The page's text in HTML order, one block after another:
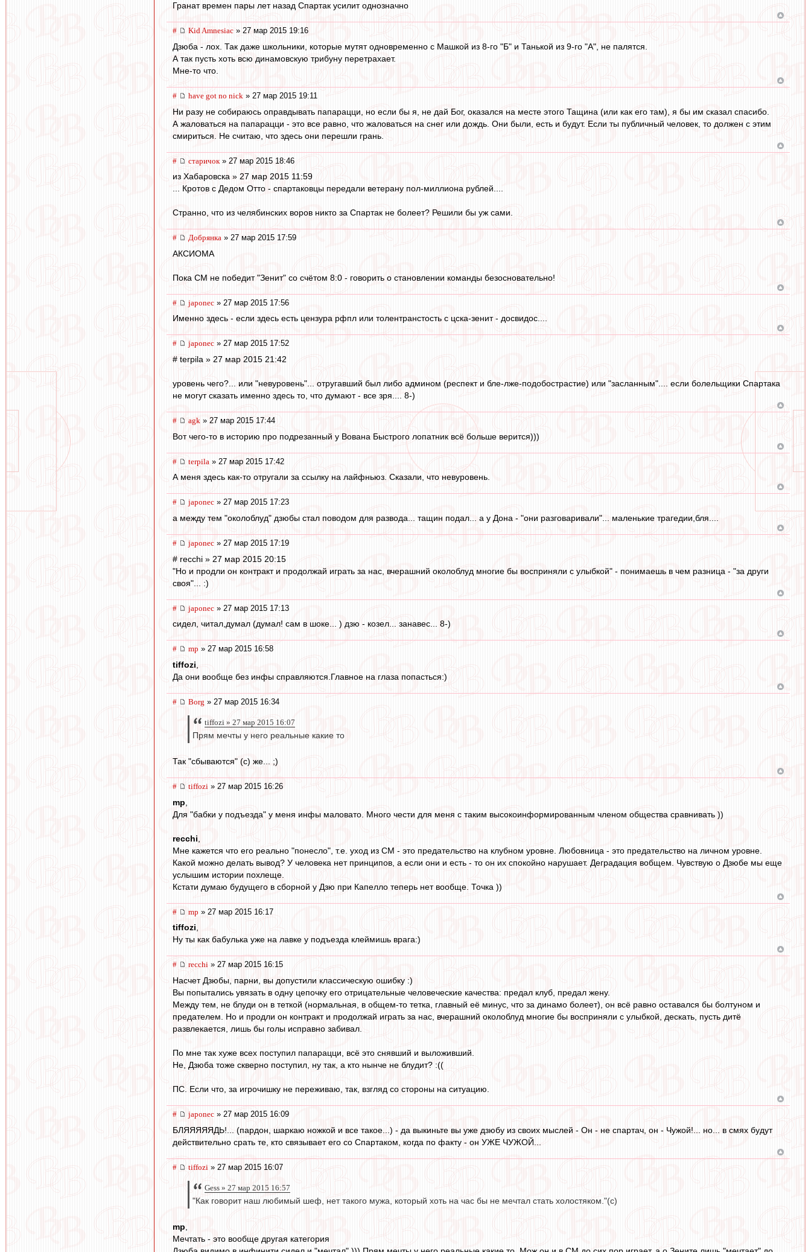
Гранат времен пары лет назад Спартак усилит однозначно
# Kid Amnesiac » 27 мар 2015 19:16
Дзюба - лох. Так даже школьники, которые мутят одновременно с Машкой из 8-го "Б" и Танькой из 9-го "А", не палятся.
А так пусть хоть всю динамовскую трибуну перетрахает.
Мне-то что.
# have got no nick » 27 мар 2015 19:11
Ни разу не собираюсь оправдывать папарацци, но если бы я, не дай Бог, оказался на месте этого Тащина (или как его там), я бы им сказал спасибо.
А жаловаться на папарацци - это все равно, что жаловаться на снег или дождь. Они были, есть и будут. Если ты публичный человек, то должен с этим
смириться. Не считаю, что здесь они перешли грань.
# старичок » 27 мар 2015 18:46
из Хабаровска » 27 мар 2015 11:59
... Кротов с Дедом Отто - спартаковцы передали ветерану пол-миллиона рублей....
Странно, что из челябинских воров никто за Спартак не болеет? Решили бы уж сами.
# Добрянка » 27 мар 2015 17:59
АКСИОМА
Пока СМ не победит "Зенит" со счётом 8:0 - говорить о становлении команды безосновательно!
# japonec » 27 мар 2015 17:56
Именно здесь - если здесь есть цензура рфпл или толентранстость с цска-зенит - досвидос....
# japonec » 27 мар 2015 17:52
# terpila » 27 мар 2015 21:42
уровень чего?... или "невуровень"... отругавший был либо админом (респект и бле-лже-подобострастие) или "засланным".... если болельщики Спартака
не могут сказать именно здесь то, что думают - все зря.... 8-)
# agk » 27 мар 2015 17:44
Вот чего-то в историю про подрезанный у Вована Быстрого лопатник всё больше верится)))
# terpila » 27 мар 2015 17:42
А меня здесь как-то отругали за ссылку на лайфньюз. Сказали, что невуровень.
# japonec » 27 мар 2015 17:23
а между тем "околоблуд" дзюбы стал поводом для развода... тащин подал... а у Дона - "они разговаривали"... маленькие трагедии,бля....
# japonec » 27 мар 2015 17:19
# recchi » 27 мар 2015 20:15
"Но и продли он контракт и продолжай играть за нас, вчерашний околоблуд многие бы восприняли с улыбкой" - понимаешь в чем разница - "за други
своя"... :)
# japonec » 27 мар 2015 17:13
сидел, читал,думал (думал! сам в шоке... ) дзю - козел... занавес... 8-)
# mp » 27 мар 2015 16:58
tiffozi
Да они вообще без инфы справляются.Главное на глаза попасться:)
# Borg » 27 мар 2015 16:34
tiffozi » 27 мар 2015 16:07
Прям мечты у него реальные какие то
Так "сбываются" (c) же... ;)
# tiffozi » 27 мар 2015 16:26
mp
Для "бабки у подъезда" у меня инфы маловато. Много чести для меня с таким высокоинформированным членом общества сравнивать ))
recchi
Мне кажется что его реально "понесло", т.е. уход из СМ - это предательство на клубном уровне. Любовница - это предательство на личном уровне.
Какой можно делать вывод? У человека нет принципов, а если они и есть - то он их спокойно нарушает. Деградация вобщем. Чувствую о Дзюбе мы еще
услышим истории похлеще.
Кстати думаю будущего в сборной у Дзю при Капелло теперь нет вообще. Точка ))
# mp » 27 мар 2015 16:17
tiffozi,
Ну ты как бабулька уже на лавке у подъезда клеймишь врага:)
# recchi » 27 мар 2015 16:15
Насчет Дзюбы, парни, вы допустили классическую ошибку :)
Вы попытались увязать в одну цепочку его отрицательные человеческие качества: предал клуб, предал жену.
Между тем, не блуди он в теткой (нормальная, в общем-то тетка, главный её минус, что за динамо болеет), он всё равно оставался бы болтуном и
предателем. Но и продли он контракт и продолжай играть за нас, вчерашний околоблуд многие бы восприняли с улыбкой, дескать, пусть дитё
развлекается, лишь бы голы исправно забивал.
По мне так хуже всех поступил папарацци, всё это снявший и выложивший.
Не, Дзюба тоже скверно поступил, ну так, а кто нынче не блудит? :((
ПС. Если что, за игрочишку не переживаю, так, взгляд со стороны на ситуацию.
# japonec » 27 мар 2015 16:09
БЛЯЯЯЯЯДЬ!... (пардон, шаркаю ножкой и все такое...) - да выкиньте вы уже дзюбу из своих мыслей - Он - не спартач, он - Чужой!... но... в смях будут
действительно срать те, кто связывает его со Спартаком, когда по факту - он УЖЕ ЧУЖОЙ...
# tiffozi » 27 мар 2015 16:07
Gess » 27 мар 2015 16:57
"Как говорит наш любимый шеф, нет такого мужа, который хоть на час бы не мечтал стать холостяком."(с)
mp
Мечтать - это вообще другая категория